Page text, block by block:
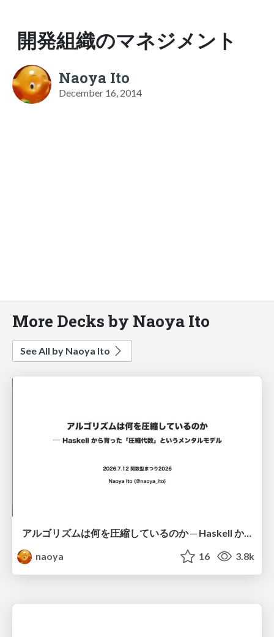
開発組織のマネジメント
Naoya Ito
December 16, 2014
More Decks by Naoya Ito
See All by Naoya Ito
アルゴリズムは何を圧縮しているのか ─ Haskell から育った「圧縮代数」というメンタルモデル
naoya
16 3.8k